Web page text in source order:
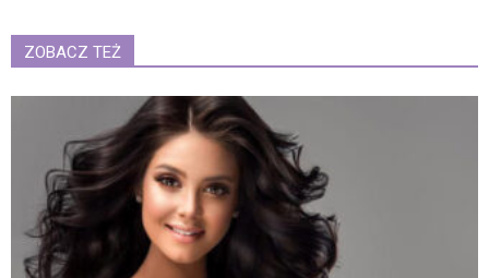
ZOBACZ TEŻ